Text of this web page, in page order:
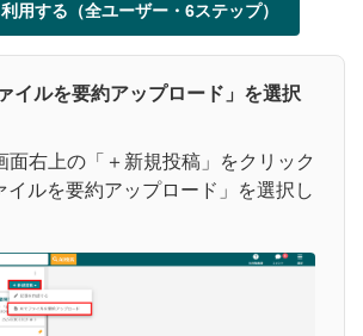
用する（全ユーザー・6ステップ）
イルを要約アップロード」を選択
面右上の「＋新規投稿」をクリック
イルを要約アップロード」を選択し